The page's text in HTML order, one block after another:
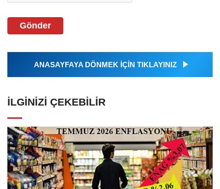
Gönder
ANASAYFAYA DÖNMEK İÇİN TIKLAYINIZ
İLGINIZI ÇEKEBILIR